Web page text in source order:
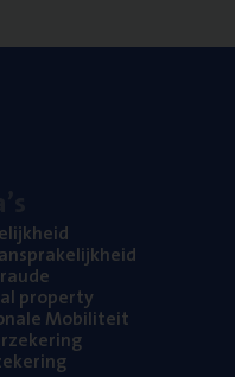
property
Mobiliteit